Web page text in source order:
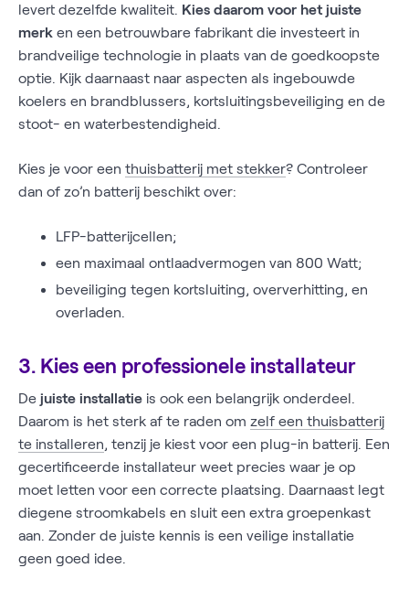
levert dezelfde kwaliteit. Kies daarom voor het juiste
merk en een betrouwbare fabrikant die investeert in
brandveilige technologie in plaats van de goedkoopste
optie. Kijk daarnaast naar aspecten als ingebouwde
koelers en brandblussers, kortsluitingsbeveiliging en de
stoot- en waterbestendigheid.
Kies je voor een thuisbatterij met stekker? Controleer
dan of zo’n batterij beschikt over:
LFP-batterijcellen;
een maximaal ontlaadvermogen van 800 Watt;
beveiliging tegen kortsluiting, oververhitting, en
overladen.
3. Kies een professionele installateur
De juiste installatie is ook een belangrijk onderdeel.
Daarom is het sterk af te raden om zelf een thuisbatterij
te installeren, tenzij je kiest voor een plug-in batterij. Een
gecertificeerde installateur weet precies waar je op
moet letten voor een correcte plaatsing. Daarnaast legt
diegene stroomkabels en sluit een extra groepenkast
aan. Zonder de juiste kennis is een veilige installatie
geen goed idee.